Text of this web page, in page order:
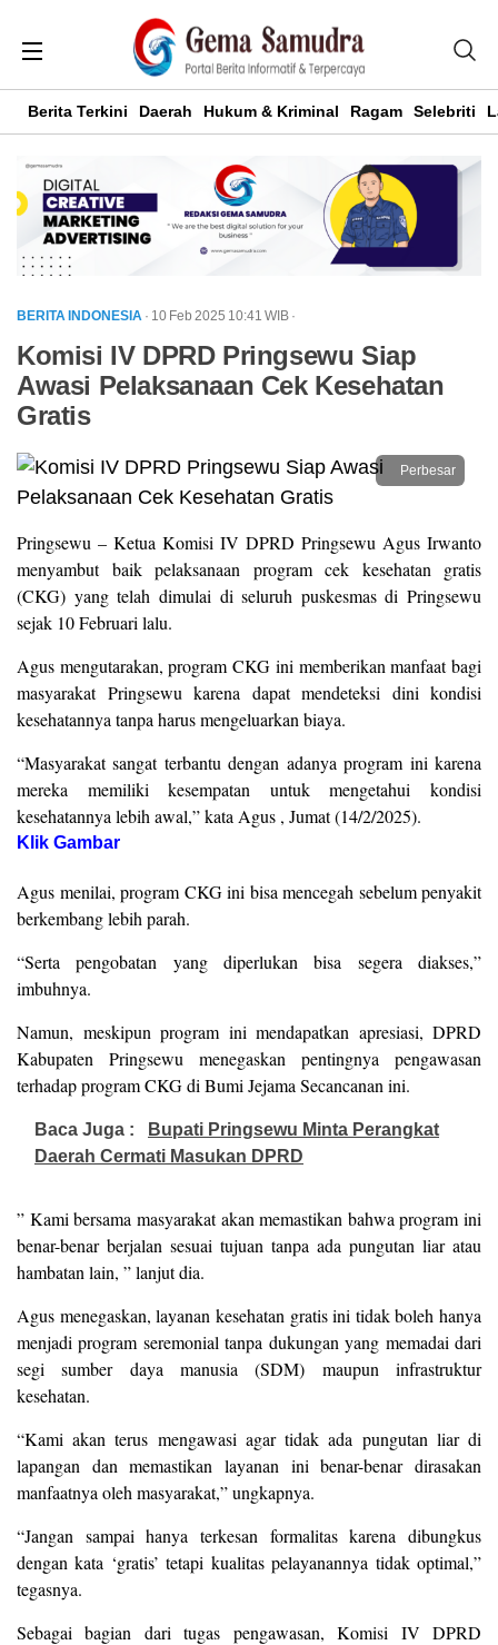
Berita Terkini Daerah Hukum & Kriminal Ragam Selebriti
BERITA INDONESIA · 10 Feb 2025 10:41 WIB ·
Komisi IV DPRD Pringsewu Siap
Awasi Pelaksanaan Cek Kesehatan
Gratis
Perbesar
Pringsewu – Ketua Komisi IV DPRD Pringsewu Agus Irwanto
menyambut baik pelaksanaan program cek kesehatan gratis
(CKG) yang telah dimulai di seluruh puskesmas di Pringsewu
sejak 10 Februari lalu.
Agus mengutarakan, program CKG ini memberikan manfaat bagi
masyarakat Pringsewu karena dapat mendeteksi dini kondisi
kesehatannya tanpa harus mengeluarkan biaya.
“Masyarakat sangat terbantu dengan adanya program ini karena
mereka memiliki kesempatan untuk mengetahui kondisi
kesehatannya lebih awal,” kata Agus , Jumat (14/2/2025).
Klik Gambar
Agus menilai, program CKG ini bisa mencegah sebelum penyakit
berkembang lebih parah.
“Serta pengobatan yang diperlukan bisa segera diakses,”
imbuhnya.
Namun, meskipun program ini mendapatkan apresiasi, DPRD
Kabupaten Pringsewu menegaskan pentingnya pengawasan
terhadap program CKG di Bumi Jejama Secancanan ini.
Baca Juga :
Bupati Pringsewu Minta Perangkat
Daerah Cermati Masukan DPRD
” Kami bersama masyarakat akan memastikan bahwa program ini
benar-benar berjalan sesuai tujuan tanpa ada pungutan liar atau
hambatan lain, ” lanjut dia.
Agus menegaskan, layanan kesehatan gratis ini tidak boleh hanya
menjadi program seremonial tanpa dukungan yang memadai dari
segi sumber daya manusia (SDM) maupun infrastruktur
kesehatan.
“Kami akan terus mengawasi agar tidak ada pungutan liar di
lapangan dan memastikan layanan ini benar-benar dirasakan
manfaatnya oleh masyarakat,” ungkapnya.
“Jangan sampai hanya terkesan formalitas karena dibungkus
dengan kata ‘gratis’ tetapi kualitas pelayanannya tidak optimal,”
tegasnya.
Sebagai bagian dari tugas pengawasan, Komisi IV DPRD